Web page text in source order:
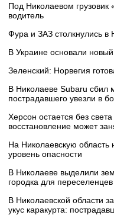
Под Николаевом грузовик
водитель
Фура и ЗАЗ столкнулись в
В Украине основали
Зеленский: Норвегия
В Николаеве Subaru сбил
пострадавшего увезли в
Херсон остается без
восстановление может
На Николаевскую область
уровень опасности
В Николаеве выделили
городка для переселенцев
В Николаевской области
укус каракурта: